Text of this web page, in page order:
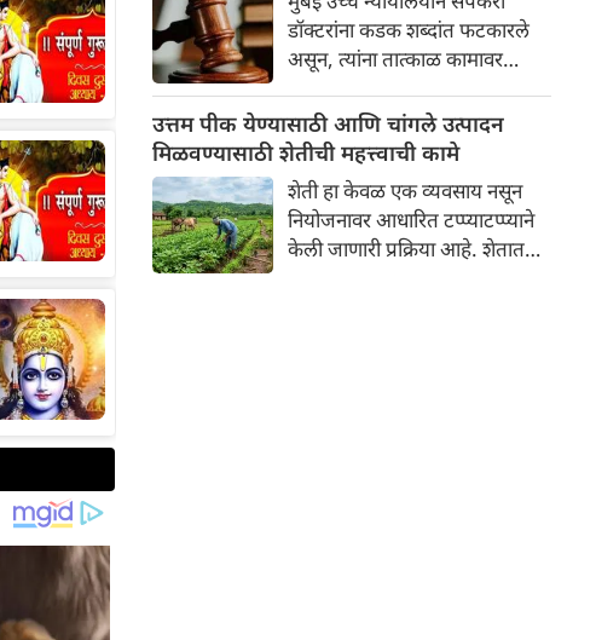
डॉक्टरांना कडक शब्दांत फटकारले
असून, त्यांना तात्काळ कामावर
न्यायालयाने म्हटले आहे, "जर
तुम्हाला काम करायचे नसेल, तर
पगारही घेऊ नका."
उत्तम पीक येण्यासाठी आणि चांगले उत्पादन
मिळवण्यासाठी शेतीची महत्त्वाची कामे
शेती हा केवळ एक व्यवसाय नसून
नियोजनावर आधारित टप्प्याटप्प्याने
केली जाणारी प्रक्रिया आहे. शेतात